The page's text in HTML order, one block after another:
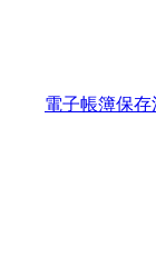
電子帳簿保存